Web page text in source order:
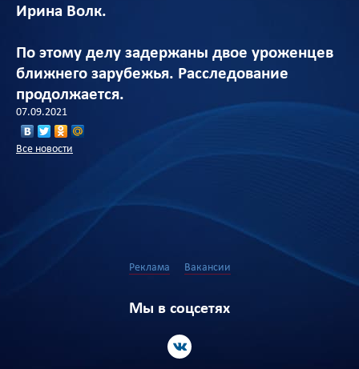
Ирина Волк.
По этому делу задержаны двое уроженцев
ближнего зарубежья. Расследование
продолжается.
07.09.2021
Все новости
Реклама Вакансии
Мы в соцсетях